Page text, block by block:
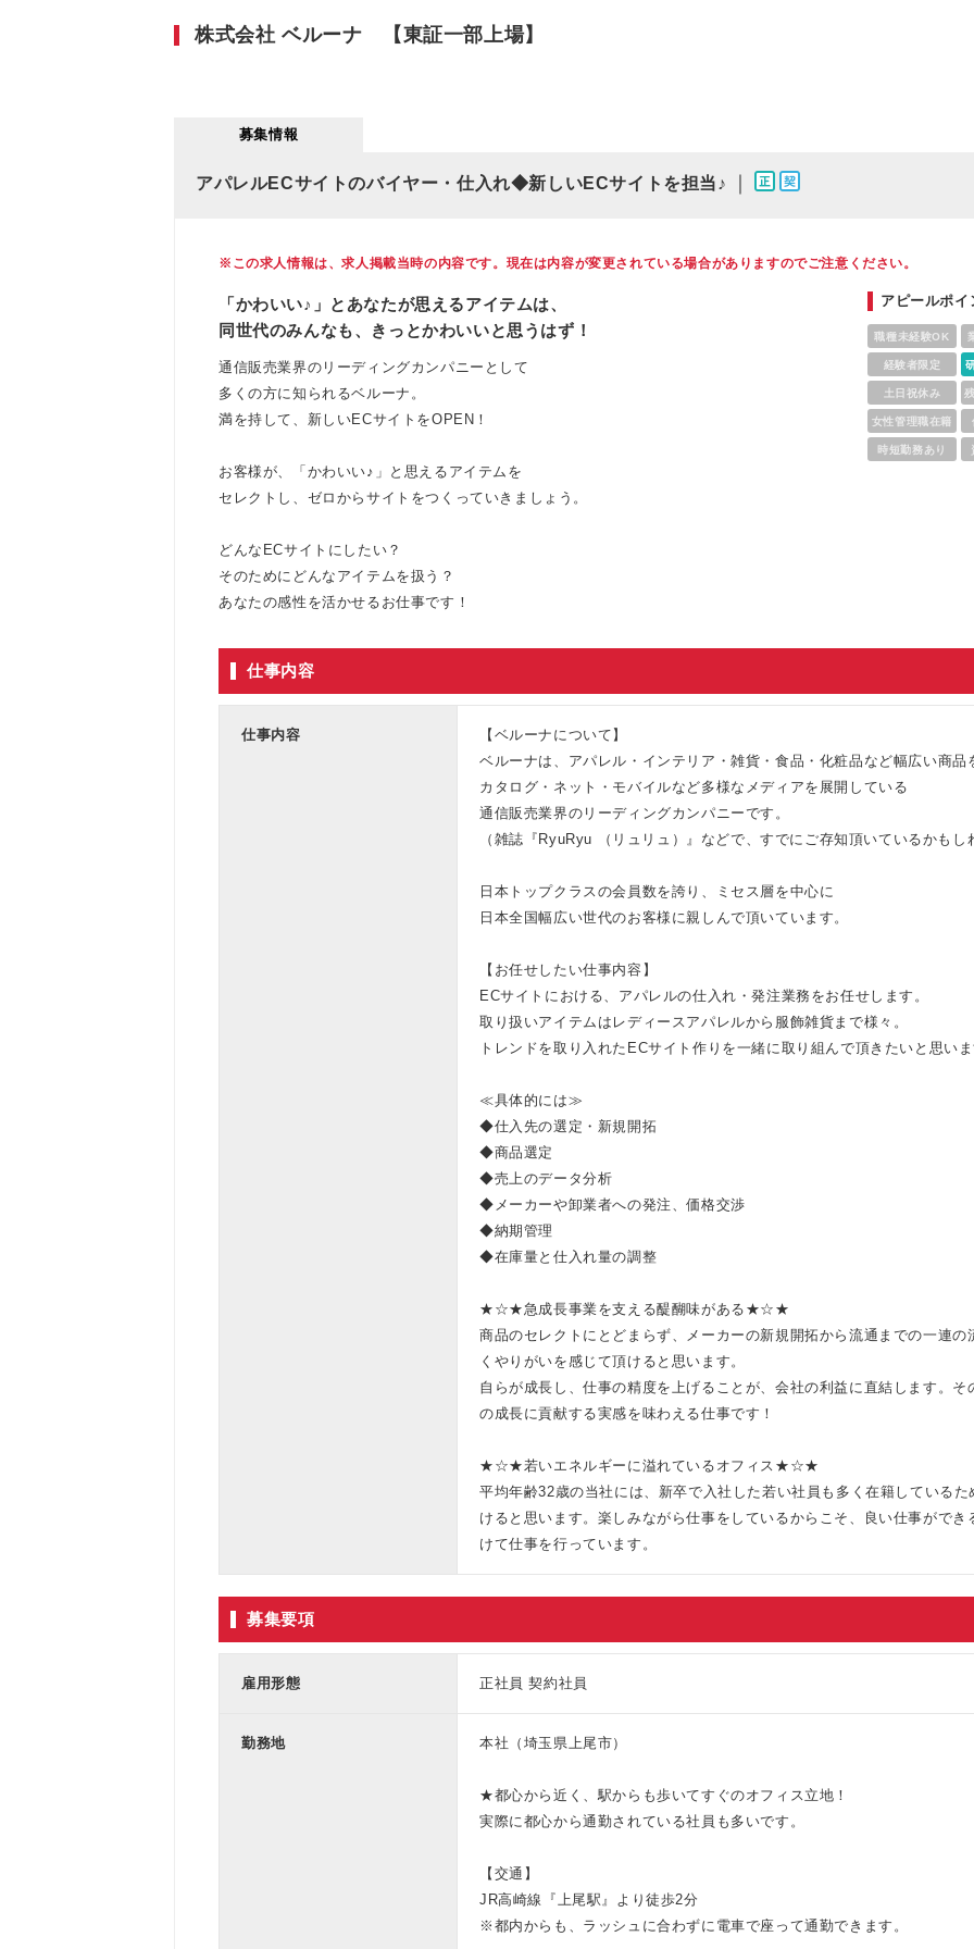
株式会社 ベルーナ 【東証一部上場】
募集情報
アパレルECサイトのバイヤー・仕入れ◆新しいECサイトを担当♪
※この求人情報は、求人掲載当時の内容です。現在は内容が変更されている場合がありますのでご注意ください。
「かわいい♪」とあなたが思えるアイテムは、
同世代のみんなも、きっとかわいいと思うはず！
通信販売業界のリーディングカンパニーとして
多くの方に知られるベルーナ。
満を持して、新しいECサイトをOPEN！
お客様が、「かわいい♪」と思えるアイテムを
セレクトし、ゼロからサイトをつくっていきましょう。
どんなECサイトにしたい？
そのためにどんなアイテムを扱う？
あなたの感性を活かせるお仕事です！
アピールポイ
職種未経験OK
経験者限定
土日祝休み
女性管理職在籍
時短勤務あり
仕事内容
仕事内容
【ベルーナについて】
ベルーナは、アパレル・インテリア・雑貨・食品・化粧品など幅広い商品
カタログ・ネット・モバイルなど多様なメディアを展開している
通信販売業界のリーディングカンパニーです。
（雑誌『RyuRyu （リュリュ）』などで、すでにご存知頂いているかもし
日本トップクラスの会員数を誇り、ミセス層を中心に
日本全国幅広い世代のお客様に親しんで頂いています。
【お任せしたい仕事内容】
ECサイトにおける、アパレルの仕入れ・発注業務をお任せします。
取り扱いアイテムはレディースアパレルから服飾雑貨まで様々。
トレンドを取り入れたECサイト作りを一緒に取り組んで頂きたいと思いま
≪具体的には≫
◆仕入先の選定・新規開拓
◆商品選定
◆売上のデータ分析
◆メーカーや卸業者への発注、価格交渉
◆納期管理
◆在庫量と仕入れ量の調整
★☆★急成長事業を支える醍醐味がある★☆★
商品のセレクトにとどまらず、メーカーの新規開拓から流通までの一連
くやりがいを感じて頂けると思います。
自らが成長し、仕事の精度を上げることが、会社の利益に直結します。
の成長に貢献する実感を味わえる仕事です！
★☆★若いエネルギーに溢れているオフィス★☆★
平均年齢32歳の当社には、新卒で入社した若い社員も多く在籍している
けると思います。楽しみながら仕事をしているからこそ、良い仕事がで
けて仕事を行っています。
募集要項
雇用形態 正社員 契約社員
勤務地 本社（埼玉県上尾市）
★都心から近く、駅からも歩いてすぐのオフィス立地！
実際に都心から通勤されている社員も多いです。
【交通】
JR高崎線『上尾駅』より徒歩2分
※都内からも、ラッシュに合わずに電車で座って通勤できます。